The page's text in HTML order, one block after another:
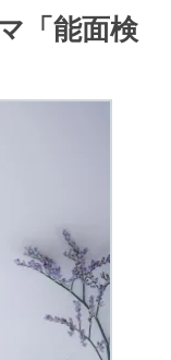
「能面検